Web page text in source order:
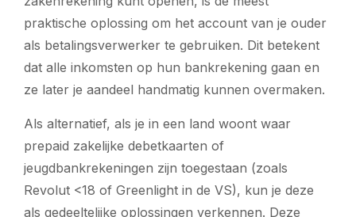
praktische oplossing om het account van je ouder
als betalingsverwerker te gebruiken. Dit betekent
dat alle inkomsten op hun bankrekening gaan en
ze later je aandeel handmatig kunnen overmaken.
Als alternatief, als je in een land woont waar
prepaid zakelijke debetkaarten of
jeugdbankrekeningen zijn toegestaan (zoals
Revolut <18 of Greenlight in de VS), kun je deze
als gedeeltelijke oplossingen verkennen. Deze